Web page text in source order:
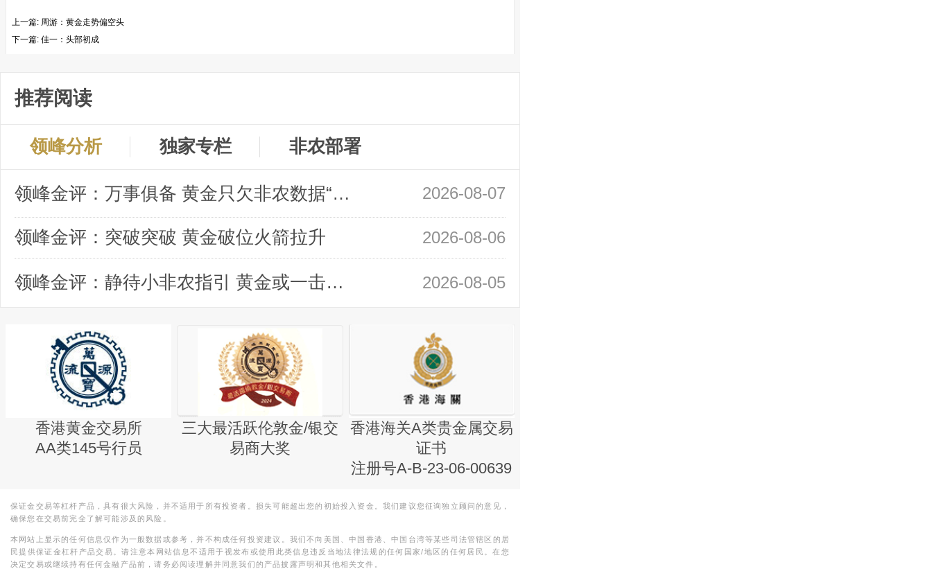
上一篇: 周游：黄金走势偏空头
下一篇: 佳一：头部初成
推荐阅读
领峰分析 独家专栏 非农部署
领峰金评：万事俱备 黄金只欠非农数据“东风” 2026-08-07
领峰金评：突破突破 黄金破位火箭拉升 2026-08-06
领峰金评：静待小非农指引 黄金或一击破局 2026-08-05
香港黄金交易所
AA类145号行员
三大最活跃伦敦金/银交
易商大奖
香港海关A类贵金属交易
证书
注册号A-B-23-06-00639
保证金交易等杠杆产品，具有很大风险，并不适用于所有投资者。损失可能超出您的初始投入资金。我们建议您征询独立顾问的意见，
确保您在交易前完全了解可能涉及的风险。
本网站上显示的任何信息仅作为一般数据或参考，并不构成任何投资建议。我们不向美国、中国香港、中国台湾等某些司法管辖区的居
民提供保证金杠杆产品交易。请注意本网站信息不适用于视发布或使用此类信息违反当地法律法规的任何国家/地区的任何居民。在您
决定交易或继续持有任何金融产品前，请务必阅读理解并同意我们的产品披露声明和其他相关文件。